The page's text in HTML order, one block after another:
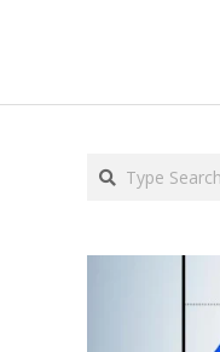
Search